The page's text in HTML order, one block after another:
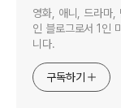
영화, 애니, 드라마,
인 블로그로서 1인
니다.
구독하기